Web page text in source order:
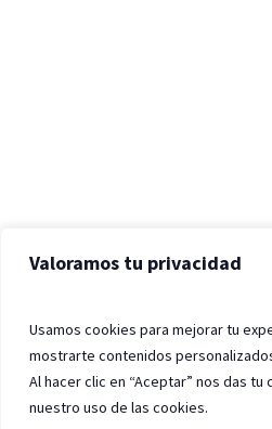
Valoramos tu privacidad
Usamos cookies para mejorar tu
mostrarte contenidos
Al hacer clic en “Aceptar” nos das
nuestro uso de las cookies.